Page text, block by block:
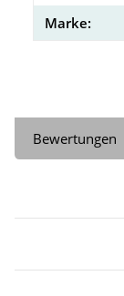
Marke:
Bewertungen